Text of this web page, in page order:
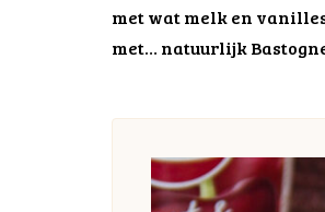
met wat melk en
met… natuurlijk